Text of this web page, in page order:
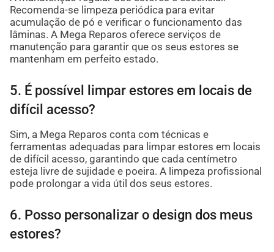
Recomenda-se limpeza periódica para evitar
acumulação de pó e verificar o funcionamento das
lâminas. A Mega Reparos oferece serviços de
manutenção para garantir que os seus estores se
mantenham em perfeito estado.
5. É possível limpar estores em locais de
difícil acesso?
Sim, a Mega Reparos conta com técnicas e
ferramentas adequadas para limpar estores em locais
de difícil acesso, garantindo que cada centímetro
esteja livre de sujidade e poeira. A limpeza profissional
pode prolongar a vida útil dos seus estores.
6. Posso personalizar o design dos meus
estores?